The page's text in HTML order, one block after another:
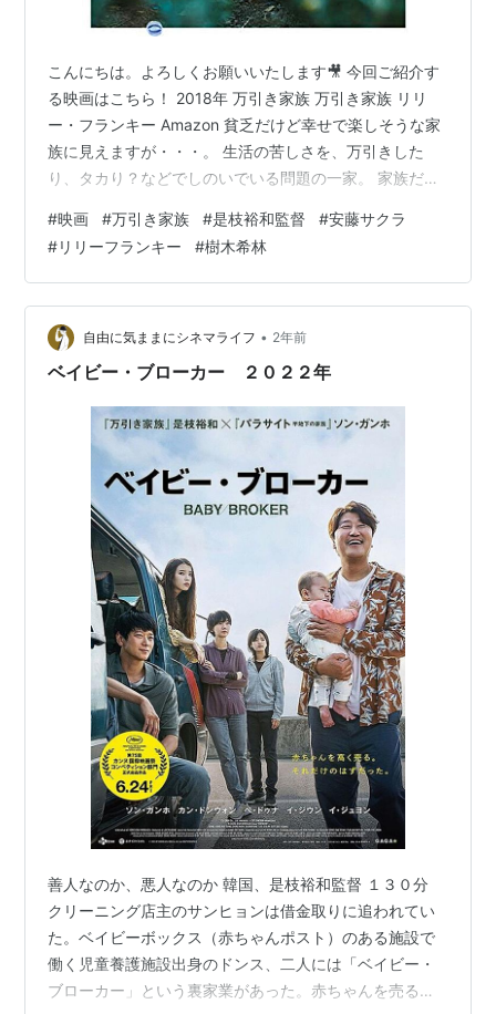
こんにちは。よろしくお願いいたします🎥 今回ご紹介す
る映画はこちら！ 2018年 万引き家族 万引き家族 リリ
ー・フランキー Amazon 貧乏だけど幸せで楽しそうな家
族に見えますが・・・。 生活の苦しさを、万引きした
り、タカり？などでしのいでいる問題の一家。 家族だと
わからなかったですが、映画の相関図を見て理解しまし
た。 家族とはなんなのか？ 血の繋がりだけで家族なの
か？ 貧乏で生活が苦しくても、気にしてくれる人がいて
愛してくれる人がそばにいる。 それだけでも幸せで家族
なのではないだろうか。 ただ犯罪を犯さずにそれが出来
たら、この家族は最高…
#映画 #万引き家族 #是枝裕和監督 #安藤サクラ
#リリーフランキー #樹木希林
自由に気ままにシネマライフ • 2年前
ベイビー・ブローカー ２０２２年
善人なのか、悪人なのか 韓国、是枝裕和監督 １３０分
クリーニング店主のサンヒョンは借金取りに追われてい
た。ベイビーボックス（赤ちゃんポスト）のある施設で
働く児童養護施設出身のドンス、二人には「ベイビー・
ブローカー」という裏家業があった。赤ちゃんを売るの